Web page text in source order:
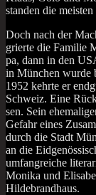
stan­den die
Doch nach der
grier­te die Fami­lie
pa, dann in den
in Mün­chen wur­de
1952 kehr­te er
Schweiz. Eine
sen. Sein
Gefahr eines
durch die Stadt
an die
umfang­rei­che
Moni­ka und
Hildebrandhaus.